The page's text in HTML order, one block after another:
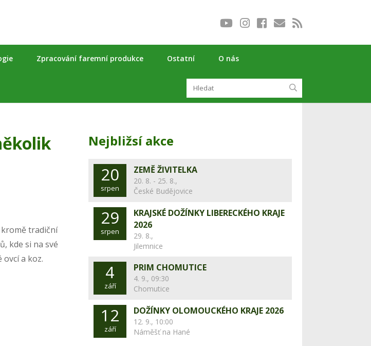
Zpracování faremní produkce Ostatní O nás
tradiční
kde si na své
a koz.
Nejbližsí akce
20
srpen
ZEMĚ ŽIVITELKA
20. 8. - 25. 8.,
České Budějovice
29
srpen
KRAJSKÉ DOŽÍNKY LIBERECKÉHO KRAJE
2026
29. 8.,
Jilemnice
4
září
PRIM CHOMUTICE
4. 9., 09:30
Chomutice
12
září
DOŽÍNKY OLOMOUCKÉHO KRAJE 2026
12. 9., 10:00
Náměšť na Hané